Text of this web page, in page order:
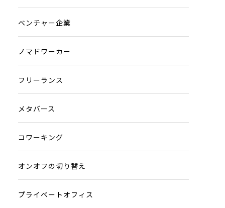
ベンチャー企業
ノマドワーカー
フリーランス
メタバース
コワーキング
オンオフの切り替え
プライベートオフィス